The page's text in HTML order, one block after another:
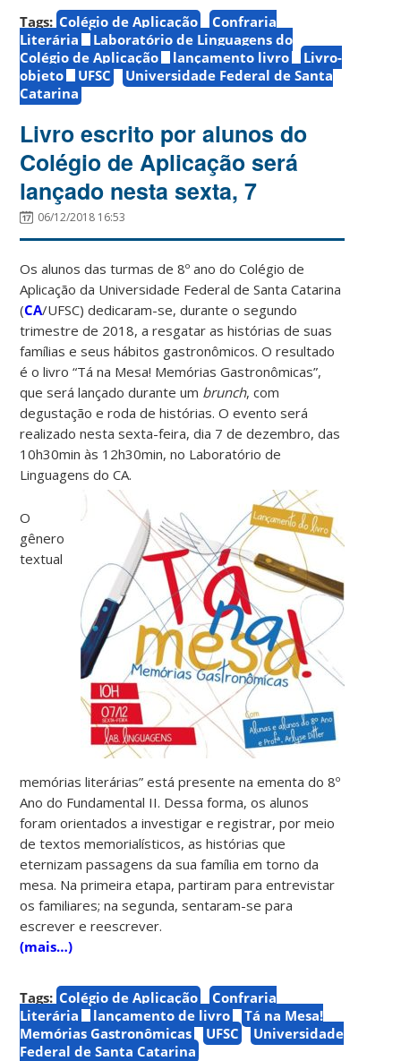
Tags: Colégio de Aplicação
Confraria
Literária
Laboratório de Linguagens do
Colégio de Aplicação
lançamento livro
Livro-
objeto
UFSC
Universidade Federal de Santa
Catarina
Livro escrito por alunos do
Colégio de Aplicação será
lançado nesta sexta, 7
06/12/2018 16:53
Os alunos das turmas de 8º ano do Colégio de
Aplicação da Universidade Federal de Santa Catarina
(CA/UFSC) dedicaram-se, durante o segundo
trimestre de 2018, a resgatar as histórias de suas
famílias e seus hábitos gastronômicos. O resultado
é o livro “Tá na Mesa! Memórias Gastronômicas”,
que será lançado durante um brunch, com
degustação e roda de histórias. O evento será
realizado nesta sexta-feira, dia 7 de dezembro, das
10h30min às 12h30min, no Laboratório de
Linguagens do CA.
O
gênero
textual
memórias literárias” está presente na ementa do 8º
Ano do Fundamental II. Dessa forma, os alunos
foram orientados a investigar e registrar, por meio
de textos memorialísticos, as histórias que
eternizam passagens da sua família em torno da
mesa. Na primeira etapa, partiram para entrevistar
os familiares; na segunda, sentaram-se para
escrever e reescrever.
(mais…)
Tags: Colégio de Aplicação
Confraria
Literária
lançamento de livro
Tá na Mesa!
Memórias Gastronômicas
UFSC
Universidade
Federal de Santa Catarina